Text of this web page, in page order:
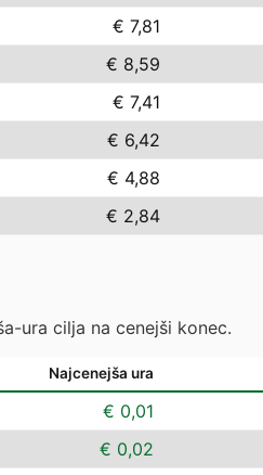
€ 7,81
€ 8,59
€ 7,41
€ 6,42
€ 4,88
€ 2,84
ura cilja na cenejši konec.
Najcenejša ura
€ 0,01
€ 0,02